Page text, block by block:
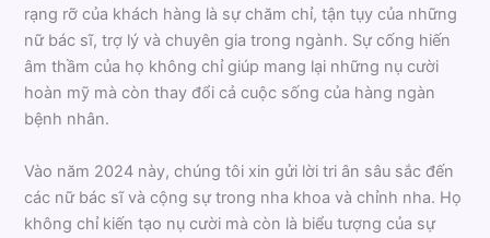
rạng rỡ của khách hàng là sự chăm chỉ, tận tụy của những
nữ bác sĩ, trợ lý và chuyên gia trong ngành. Sự cống hiến
âm thầm của họ không chỉ giúp mang lại những nụ cười
hoàn mỹ mà còn thay đổi cả cuộc sống của hàng ngàn
bệnh nhân.
Vào năm 2024 này, chúng tôi xin gửi lời tri ân sâu sắc đến
các nữ bác sĩ và cộng sự trong nha khoa và chỉnh nha. Họ
không chỉ kiến tạo nụ cười mà còn là biểu tượng của sự